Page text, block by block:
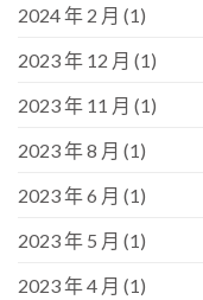
2024 年 2 月 (1)
2023 年 12 月 (1)
2023 年 11 月 (1)
2023 年 8 月 (1)
2023 年 6 月 (1)
2023 年 5 月 (1)
2023 年 4 月 (1)